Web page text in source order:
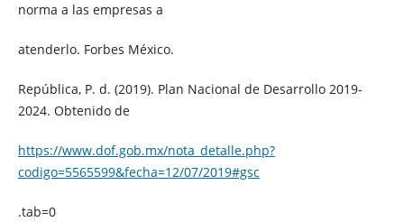
norma a las empresas a
atenderlo. Forbes México.
República, P. d. (2019). Plan Nacional de Desarrollo 2019-
2024. Obtenido de
https://www.dof.gob.mx/nota_detalle.php?
codigo=5565599&fecha=12/07/2019#gsc
.tab=0